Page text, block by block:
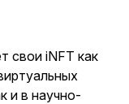
свои iNFT как
и в научно-